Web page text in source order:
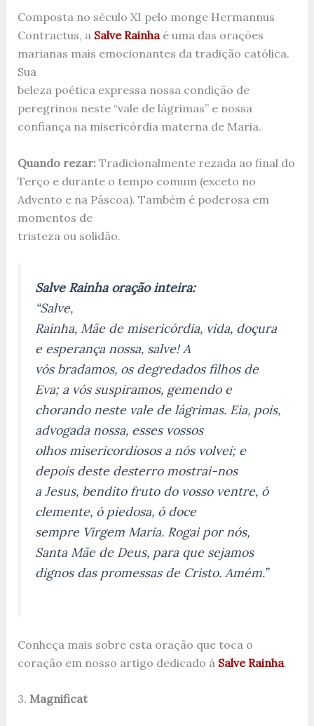
Composta no século XI pelo monge Hermannus
Contractus, a Salve Rainhaé uma das orações
marianas mais emocionantes da tradição católica.
Sua
beleza poética expressa nossa condição de
peregrinos neste “vale de lágrimas” e nossa
confiança na misericórdia materna de Maria.
Quando rezar:Tradicionalmente rezada ao final do
Terço e durante o tempo comum (exceto no
Advento e na Páscoa). Também é poderosa em
momentos de
tristeza ou solidão.
Salve Rainha oração inteira:
“Salve,
Rainha, Mãe de misericórdia, vida, doçura
e esperança nossa, salve! A
vós bradamos, os degredados filhos de
Eva; a vós suspiramos, gemendo e
chorando neste vale de lágrimas. Eia, pois,
advogada nossa, esses vossos
olhos misericordiosos a nós volvei; e
depois deste desterro mostrai-nos
a Jesus, bendito fruto do vosso ventre, ó
clemente, ó piedosa, ó doce
sempre Virgem Maria. Rogai por nós,
Santa Mãe de Deus, para que sejamos
dignos das promessas de Cristo. Amém.”
Conheça mais sobre esta oração que toca o
coração em nosso artigo dedicado à Salve Rainha.
3. Magnificat